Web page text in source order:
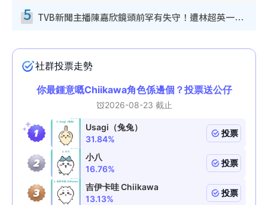
5 TVB新聞主播陳嘉欣鏡頭前罕有失守！遭林超英一句說話突襲嚇親當場大笑